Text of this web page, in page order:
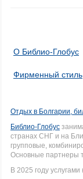
О Библио-Глобус
Фирменный стиль
Отдых в Болгарии,
Библио-Глобус
странах СНГ и на
групповые,
Основные партнеры
В 2025 году